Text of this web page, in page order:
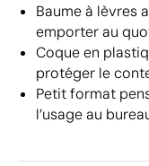
Baume à lèvres
emporter au
Coque en
protéger le
Petit format
l’usage au